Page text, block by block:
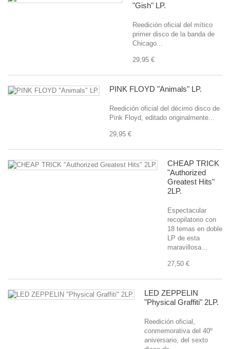
"Gish" LP.
Reedición oficial del mítico
primer disco de la banda de
Chicago...
29,95 €
PINK FLOYD "Animals" LP.
Reedición oficial del décimo disco de
Pink Floyd, editado originalmente...
29,95 €
CHEAP TRICK
"Authorized
Greatest Hits"
2LP.
Espectacular
recopilatorio con
18 temas en doble
LP de esta
maravillosa...
27,50 €
LED ZEPPELIN
"Physical Graffiti" 2LP.
Reedición oficial,
conmemorativa del 40º
aniversario, del sexto